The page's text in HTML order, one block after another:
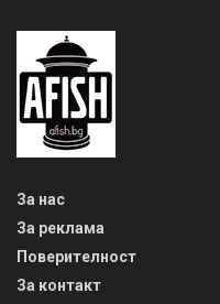
За нас
За реклама
Поверителност
За контакт